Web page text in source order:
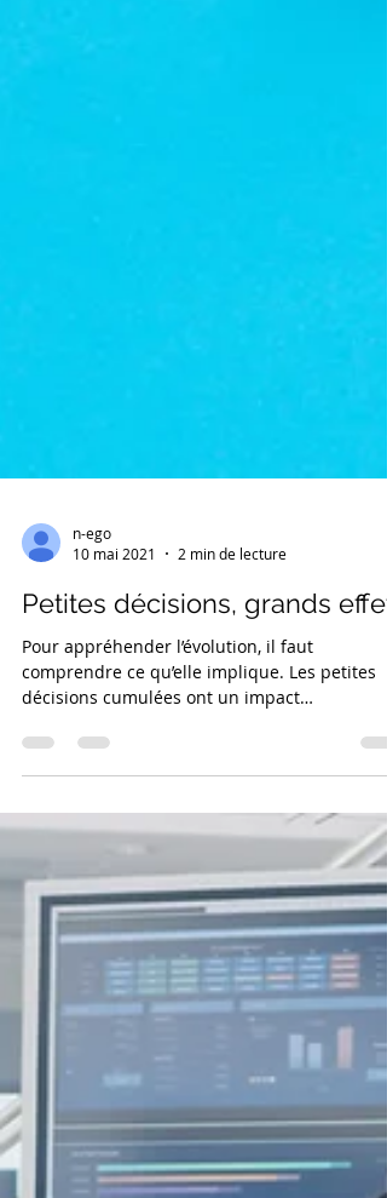
n-ego
10 mai 2021
2 min de lecture
Petites décisions, grands
Pour appréhender l’évolution, il faut
comprendre ce qu’elle implique. Les petites
évolutionnaire qui...